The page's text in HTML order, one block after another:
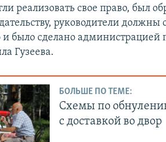
реализовать свое право, был
руководители должны
и было сделано администрацией
Гузеева.
БОЛЬШЕ ПО ТЕМЕ:
Схемы по
с доставкой во двор